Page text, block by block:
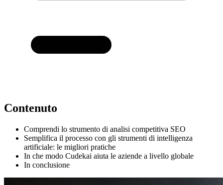
Contenuto
Comprendi lo strumento di analisi competitiva SEO
Semplifica il processo con gli strumenti di intelligenza
artificiale: le migliori pratiche
In che modo Cudekai aiuta le aziende a livello globale
In conclusione